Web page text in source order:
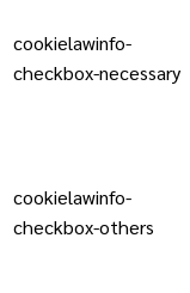
cookielawinfo-
checkbox-necessary
cookielawinfo-
checkbox-others